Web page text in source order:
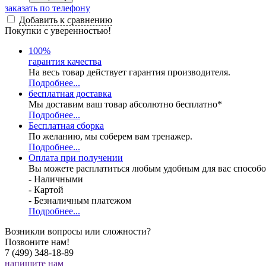
заказать по телефону
Добавить к сравнению
Покупки с уверенностью!
100%
гарантия качества
На весь товар действует гарантия производителя.
Подробнее...
бесплатная доставка
Мы доставим ваш товар абсолютно бесплатно*
Подробнее...
Бесплатная сборка
По желанию, мы соберем вам тренажер.
Подробнее...
Оплата при получении
Вы можете расплатиться любым удобным для вас
- Наличными
- Картой
- Безналичным платежом
Подробнее...
Возникли вопросы или сложности?
Позвоните нам!
7 (499) 348-18-89
напишите нам